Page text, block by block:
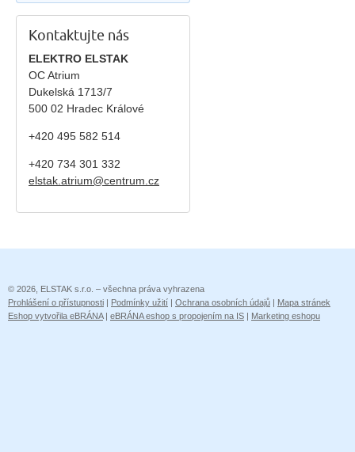
Kontaktujte nás
ELEKTRO ELSTAK
OC Atrium
Dukelská 1713/7
500 02 Hradec Králové
+420 495 582 514
+420 734 301 332
elstak.atrium@centrum.cz
© 2026, ELSTAK s.r.o. – všechna práva vyhrazena
Prohlášení o přístupnosti | Podmínky užití | Ochrana osobních údajů | Mapa stránek
Eshop vytvořila eBRÁNA| eBRÁNA eshop s propojením na IS | Marketing eshopu